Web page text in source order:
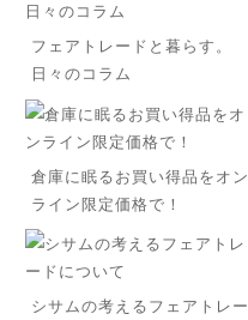
フェアトレードと暮らす。
日々のコラム
倉庫に眠るお買い得品をオン
ライン限定価格で！
シサムの考えるフェアトレー